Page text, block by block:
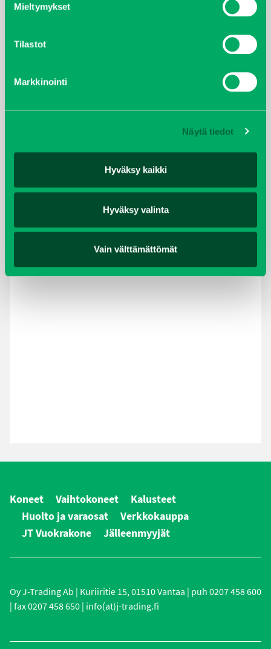
Mieltymykset
Tilastot
Markkinointi
Näytä tiedot
Hyväksy kaikki
Hyväksy valinta
Vain välttämättömät
Rakennusvuosi:
TAKAISIN REFERENSSEIHIN
KALAJOENTIE
Kalajoentie, Kalajoki, Suomi
Koneet Vaihtokoneet
Kalusteet
Huolto ja varaosat
Verkkokauppa
JT Vuokrakone
Jälleenmyyjät
Oy J-Trading Ab | Kuriiritie 15, 01510 Vantaa | puh 0207 458 600
| fax 0207 458 650 | info(at)j-trading.fi